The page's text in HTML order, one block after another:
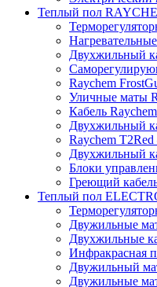
Теплый пол
Двухжильный
Raychem
Уличные маты
Кабель
Двухжильный
Raychem
Двухжильный
Блоки
Греющий
Теплый пол
Двужильные
Двухжильные
Инфракрасная
Двужильный
Двужильные